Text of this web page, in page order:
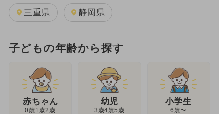
三重県 静岡県
子どもの年齢から探す
赤ちゃん
0歳1歳2歳
幼児
3歳4歳5歳
小学生
6歳〜